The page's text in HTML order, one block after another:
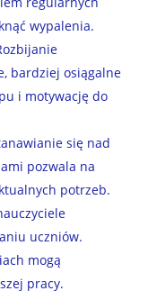
wypalenia.
bardziej osiągalne
i motywację do
się nad
pozwala na
potrzeb.
uczniów.
mogą
pracy.